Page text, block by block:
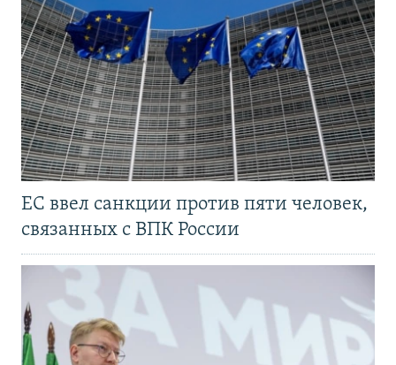
ЕС ввел санкции против пяти человек,
связанных с ВПК России